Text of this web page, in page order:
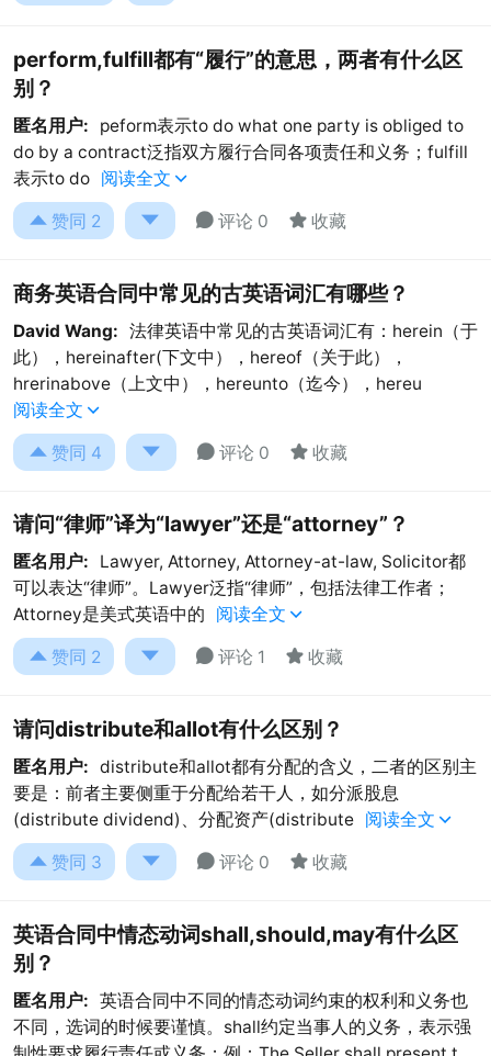
perform,fulfill都有“履行”的意思，两者有什么区
别？
匿名用户:
peform表示to do what one party is obliged to
do by a contract泛指双方履行合同各项责任和义务；fulfill
表示to do 阅读全文 
 赞同 2   评论 0  收藏
商务英语合同中常见的古英语词汇有哪些？
David Wang: 法律英语中常见的古英语词汇有：herein（于
此），hereinafter(下文中），hereof（关于此），
hrerinabove（上文中），hereunto（迄今），hereu
阅读全文 
 赞同 4   评论 0  收藏
请问“律师”译为“lawyer”还是“attorney”？
匿名用户:
Lawyer, Attorney, Attorney-at-law, Solicitor都
可以表达“律师”。Lawyer泛指“律师”，包括法律工作者；
Attorney是美式英语中的
阅读全文 
 赞同 2   评论 1  收藏
请问distribute和allot有什么区别？
匿名用户: distribute和allot都有分配的含义，二者的区别主
要是：前者主要侧重于分配给若干人，如分派股息
(distribute dividend)、分配资产(distribute 阅读全文 
 赞同 3   评论 0  收藏
英语合同中情态动词shall,should,may有什么区
别？
匿名用户: 英语合同中不同的情态动词约束的权利和义务也
不同，选词的时候要谨慎。shall约定当事人的义务，表示强